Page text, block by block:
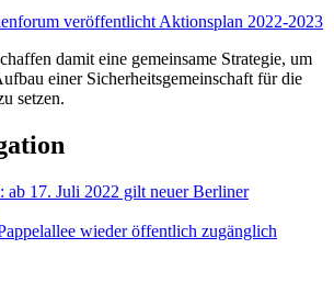
veröffentlicht Aktionsplan 2022-2023
damit eine gemeinsame Strategie, um
einer Sicherheitsgemeinschaft für die
setzen.
ab 17. Juli 2022 gilt neuer Berliner
wieder öffentlich zugänglich